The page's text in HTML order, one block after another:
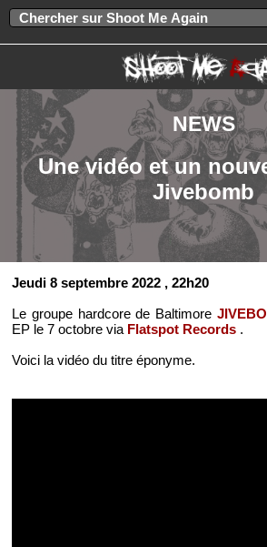
NEWS
Une vidéo et un
Jivebomb
Jeudi 8 septembre 2022 , 22h20
Le groupe hardcore de Baltimore
EP le 7 octobre via Flatspot Records .
Voici la vidéo du titre éponyme.